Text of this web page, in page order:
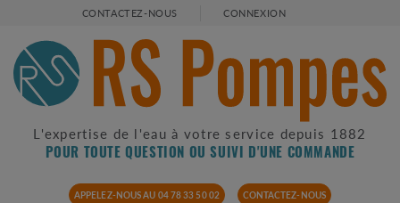
CONTACTEZ-NOUS CONNEXION
L'expertise de l'eau à votre service depuis 1882
POUR TOUTE QUESTION OU SUIVI D'UNE COMMANDE
APPELEZ-NOUS AU 04 78 33 50 02 CONTACTEZ-NOUS